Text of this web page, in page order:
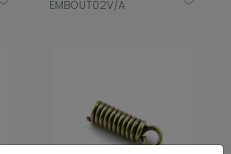
EMBOUT02V/A